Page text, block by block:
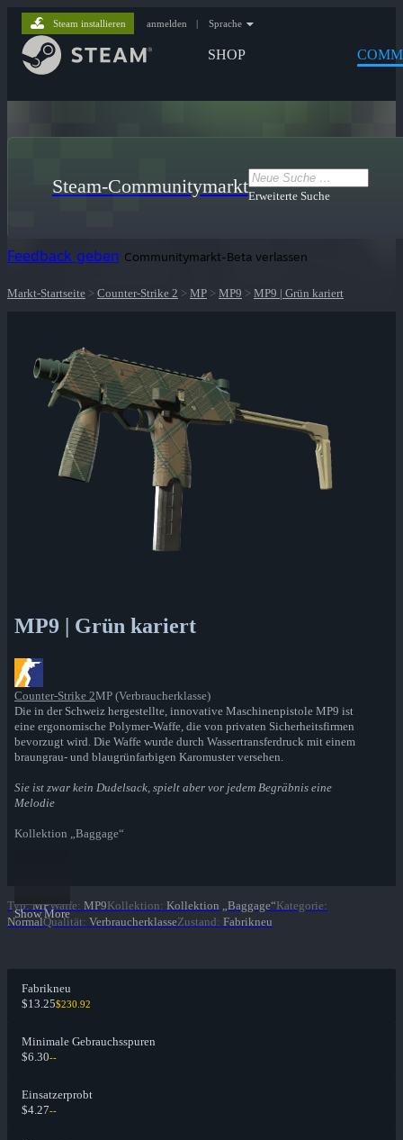
SHOP
Steam installieren anmelden | Sprache
Steam-CommunitymarktErweiterte Suche
Feedback geben Communitymarkt-Beta verlassen
Markt-Startseite > Counter-Strike 2 > MP > MP9 > MP9 | Grün kariert
MP9 | Grün kariert
Counter-Strike 2MP (Verbraucherklasse)
Die in der Schweiz hergestellte, innovative Maschinenpistole MP9 ist
eine ergonomische Polymer-Waffe, die von privaten Sicherheitsfirmen
bevorzugt wird. Die Waffe wurde durch Wassertransferdruck mit einem
braungrau- und blaugrünfarbigen Karomuster versehen.
Sie ist zwar kein Dudelsack, spielt aber vor jedem Begräbnis eine
Melodie
Kollektion „Baggage“
Show More
Typ: MPWaffe: MP9Kollektion: Kollektion „Baggage“Kategorie:
NormalQualität: VerbraucherklasseZustand: Fabrikneu
Fabrikneu
$13.25$230.92
Minimale Gebrauchsspuren
$6.30--
Einsatzerprobt
$4.27--